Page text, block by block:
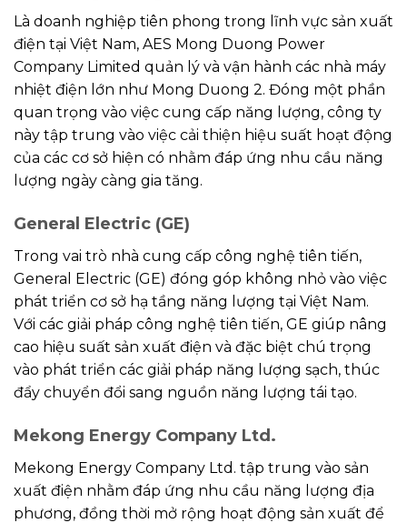
Là doanh nghiệp tiên phong trong lĩnh vực sản xuất
điện tại Việt Nam, AES Mong Duong Power
Company Limited quản lý và vận hành các nhà máy
nhiệt điện lớn như Mong Duong 2. Đóng một phần
quan trọng vào việc cung cấp năng lượng, công ty
này tập trung vào việc cải thiện hiệu suất hoạt động
của các cơ sở hiện có nhằm đáp ứng nhu cầu năng
lượng ngày càng gia tăng.
General Electric (GE)
Trong vai trò nhà cung cấp công nghệ tiên tiến,
General Electric (GE) đóng góp không nhỏ vào việc
phát triển cơ sở hạ tầng năng lượng tại Việt Nam.
Với các giải pháp công nghệ tiên tiến, GE giúp nâng
cao hiệu suất sản xuất điện và đặc biệt chú trọng
vào phát triển các giải pháp năng lượng sạch, thúc
đẩy chuyển đổi sang nguồn năng lượng tái tạo.
Mekong Energy Company Ltd.
Mekong Energy Company Ltd. tập trung vào sản
xuất điện nhằm đáp ứng nhu cầu năng lượng địa
phương, đồng thời mở rộng hoạt động sản xuất để